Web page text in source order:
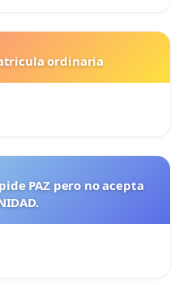
ordinaria
PAZ pero no acepta